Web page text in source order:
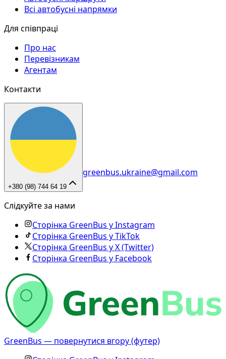
Всі автобусні напрямки
Для співпраці
Про нас
Перевізникам
Агентам
Контакти
+380 (98) 744 64 19
greenbus.ukraine@gmail.com
Слідкуйте за нами
Сторінка GreenBus у Instagram
Сторінка GreenBus у TikTok
Сторінка GreenBus у X (Twitter)
Сторінка GreenBus у Facebook
GreenBus — повернутися вгору (футер)